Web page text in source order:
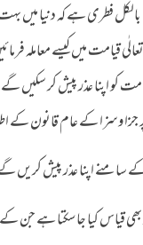
بالکل فطری ہے کہ دنیا
قیامت میں کیسے
کو اپنا عذر پیش کر
جزا وسزا کے عام قانون
سامنے اپنا عذر پیش کریں